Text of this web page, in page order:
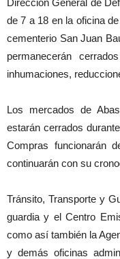
Dirección General de
de 7 a 18 en la oficina
cementerio San Juan
permanecerán
inhumaciones,
Los mercados de
estarán cerrados
Compras funcionarán
continuarán con su
Tránsito, Transporte y
guardia y el Centro
como así también la
y demás oficinas